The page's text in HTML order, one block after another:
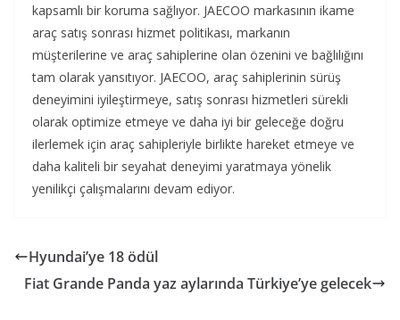
kapsamlı bir koruma sağlıyor. JAECOO markasının ikame
araç satış sonrası hizmet politikası, markanın
müşterilerine ve araç sahiplerine olan özenini ve bağlılığını
tam olarak yansıtıyor. JAECOO, araç sahiplerinin sürüş
deneyimini iyileştirmeye, satış sonrası hizmetleri sürekli
olarak optimize etmeye ve daha iyi bir geleceğe doğru
ilerlemek için araç sahipleriyle birlikte hareket etmeye ve
daha kaliteli bir seyahat deneyimi yaratmaya yönelik
yenilikçi çalışmalarını devam ediyor.
Hyundai’ye 18 ödül
Fiat Grande Panda yaz aylarında Türkiye’ye gelecek